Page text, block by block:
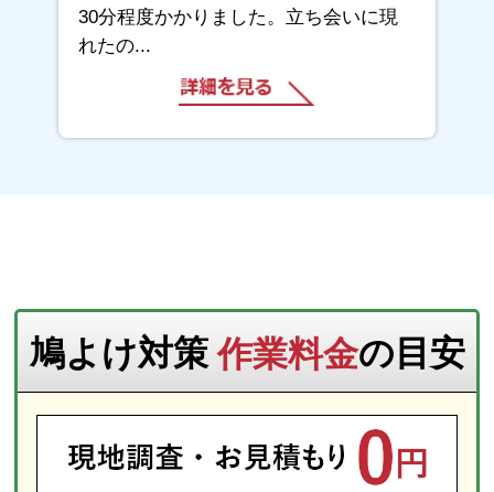
30分程度かかりました。立ち会いに現
れたの...
鳩よけ対策作業料金の目安